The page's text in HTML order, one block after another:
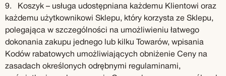
9. Koszyk – usługa udostępniana każdemu Klientowi oraz
każdemu użytkownikowi Sklepu, który korzysta ze Sklepu,
polegająca w szczególności na umożliwieniu łatwego
dokonania zakupu jednego lub kilku Towarów, wpisania
Kodów rabatowych umożliwiających obniżenie Ceny na
zasadach określonych odrębnymi regulaminami,